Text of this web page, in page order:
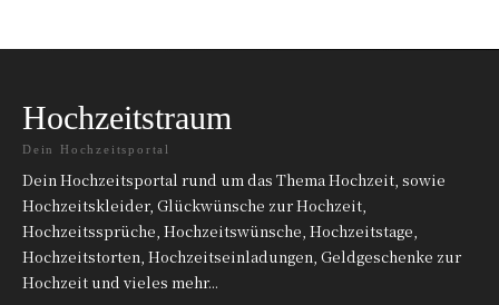
Hochzeitstraum
Dein Hochzeitsportal
Dein Hochzeitsportal rund um das Thema Hochzeit, sowie
Hochzeitskleider, Glückwünsche zur Hochzeit,
Hochzeitssprüche, Hochzeitswünsche, Hochzeitstage,
Hochzeitstorten, Hochzeitseinladungen, Geldgeschenke zur
Hochzeit und vieles mehr...